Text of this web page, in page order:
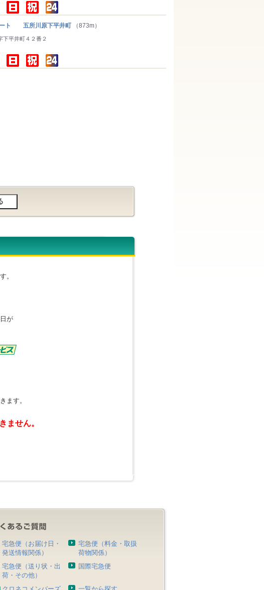
ト 五所川原下平井町 （873m）
平井町４２番２
。
が
ます。
ません。
宅急便（お届け日・
発送情報関係）
宅急便（料金・取扱
荷物関係）
宅急便（送り状・出
荷・その他）
国際宅急便